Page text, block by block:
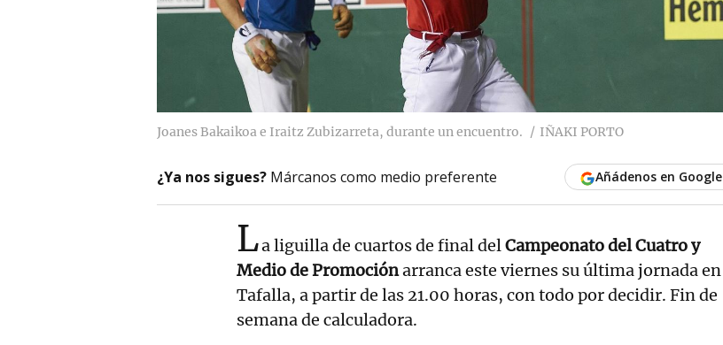
Joanes Bakaikoa e Iraitz Zubizarreta, durante un encuentro. IÑAKI PORTO
¿Ya nos sigues? Márcanos como medio preferente Añádenos en Google
La liguilla de cuartos de final delCampeonato del Cuatro y
Medio de Promociónarranca este viernes su última jornada en
Tafalla, a partir de las 21.00 horas, con todo por decidir. Fin de
semana de calculadora.